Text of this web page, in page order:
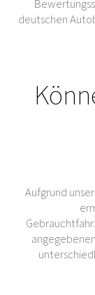
deutschen
Aufgrund